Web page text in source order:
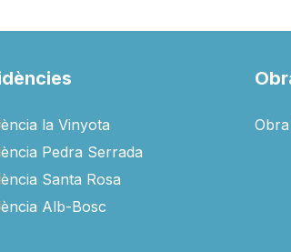
la Vinyota
Pedra Serrada
Santa Rosa
Alb-Bosc